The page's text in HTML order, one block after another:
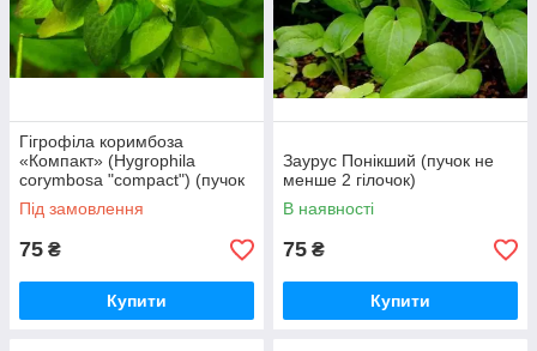
Гігрофіла коримбоза
«Компакт» (Hygrophila
corymbosa "compact") (пучок
не менше 2 гілочок)
Під замовлення
75 ₴
Купити
Заурус Понікший (пучок не
менше 2 гілочок)
В наявності
75 ₴
Купити